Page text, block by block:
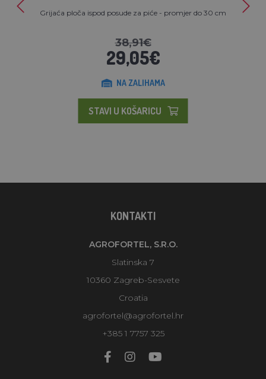
Grijaća ploča ispod posude za piće - promjer do 30 cm
38,91€
29,05€
NA ZALIHAMA
STAVI U KOŠARICU
KONTAKTI
AGROFORTEL, S.R.O.
Slatinska 7
10360 Zagreb-Sesvete
Croatia
agrofortel@agrofortel.hr
+385 1 7757 325